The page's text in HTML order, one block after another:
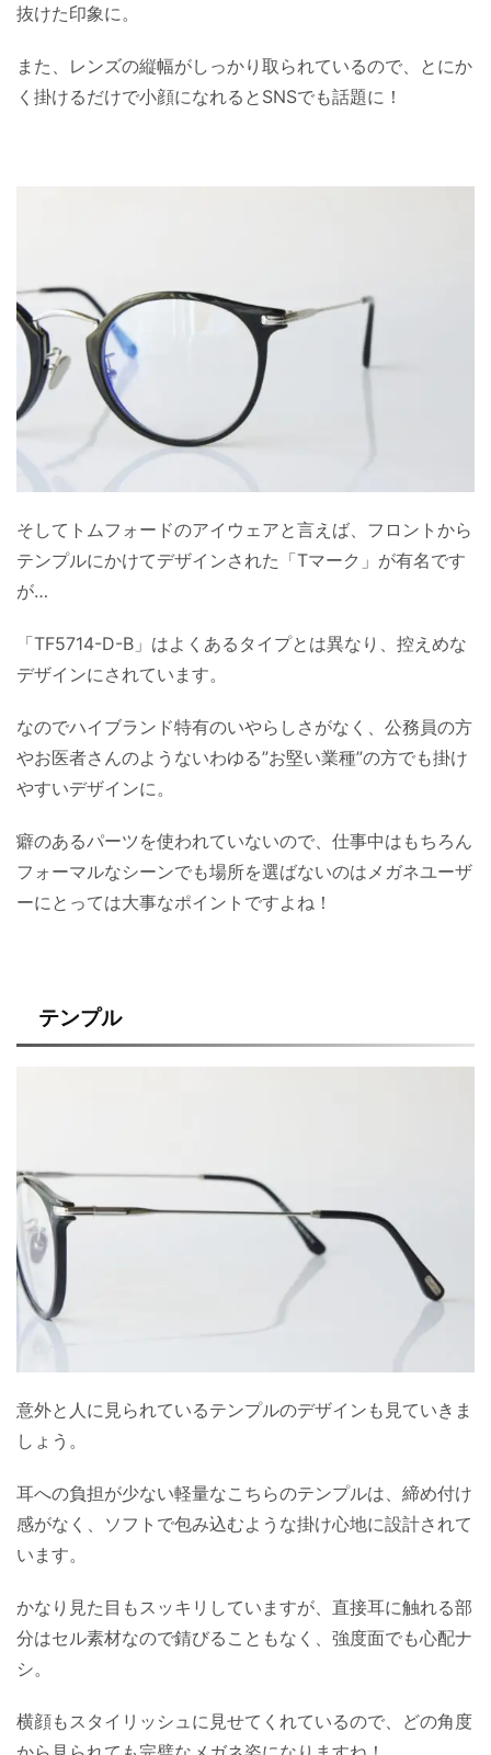
抜けた印象に。
また、レンズの縦幅がしっかり取られているので、とにか
く掛けるだけで小顔になれるとSNSでも話題に！
そしてトムフォードのアイウェアと言えば、フロントから
テンプルにかけてデザインされた「Tマーク」が有名です
が…
「TF5714-D-B」はよくあるタイプとは異なり、控えめな
デザインにされています。
なのでハイブランド特有のいやらしさがなく、公務員の方
やお医者さんのようないわゆる”お堅い業種”の方でも掛け
やすいデザインに。
癖のあるパーツを使われていないので、仕事中はもちろん
フォーマルなシーンでも場所を選ばないのはメガネユーザ
ーにとっては大事なポイントですよね！
テンプル
意外と人に見られているテンプルのデザインも見ていきま
しょう。
耳への負担が少ない軽量なこちらのテンプルは、締め付け
感がなく、ソフトで包み込むような掛け心地に設計されて
います。
かなり見た目もスッキリしていますが、直接耳に触れる部
分はセル素材なので錆びることもなく、強度面でも心配ナ
シ。
横顔もスタイリッシュに見せてくれているので、どの角度